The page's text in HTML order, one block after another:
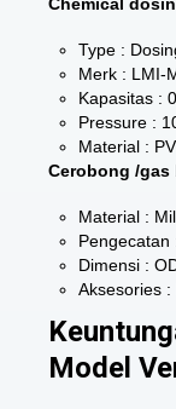
Type :
Merk : LMI-
Kapasitas :
Pressure :
Material :
Cerobong /
Material :
Pengecatan
Dimensi :
Aksesories
Model